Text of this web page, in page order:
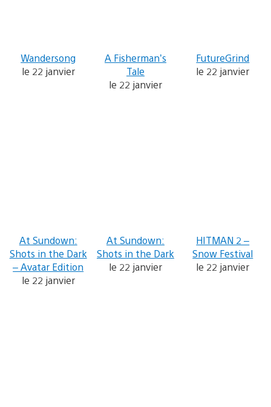
Wandersong
le 22 janvier
A Fisherman’s
Tale
le 22 janvier
FutureGrind
le 22 janvier
At Sundown:
Shots in the Dark
– Avatar Edition
le 22 janvier
At Sundown:
Shots in the Dark
le 22 janvier
HITMAN 2 –
Snow Festival
le 22 janvier